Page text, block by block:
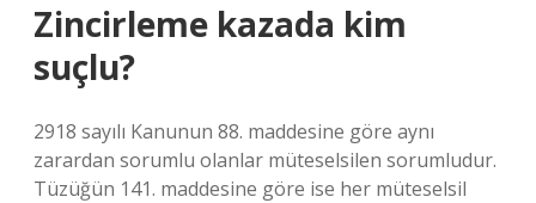
Zincirleme kazada kim
suçlu?
2918 sayılı Kanunun 88. maddesine göre aynı
zarardan sorumlu olanlar müteselsilen sorumludur.
Tüzüğün 141. maddesine göre ise her müteselsil